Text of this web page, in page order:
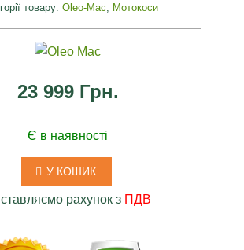
товару: Oleo-Mac Мотокоси
23 999 Грн.
Є в наявності
У КОШИК
рахунок з ПДВ